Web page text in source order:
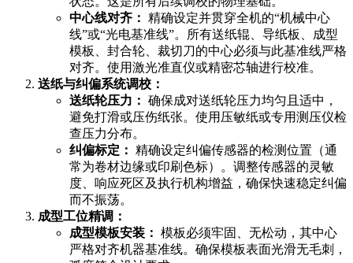
中心线对齐： 精确设定并贯穿全机的“机械中心
线”或“光电基准线”。所有送纸辊、导纸板、成型
模板、封合轮、裁切刀的中心必须与此基准线严格
对齐。使用激光准直仪或精密芯轴进行校准。
送纸与纠偏系统调校：
送纸轮压力： 确保成对送纸轮压力均匀且适中，
避免打滑或压伤纸张。使用压敏纸或专用测压仪检
查压力分布。
纠偏标定： 精确设定纠偏传感器的检测位置（通
常为卷材边缘或印刷色标）。调整传感器的灵敏
度、响应死区及执行机构增益，确保快速稳定纠偏
而不振荡。
成型工位精调：
成型模板安装： 模板必须牢固、无松动，其中心
严格对齐机器基准线。确保模板表面光滑无毛刺，